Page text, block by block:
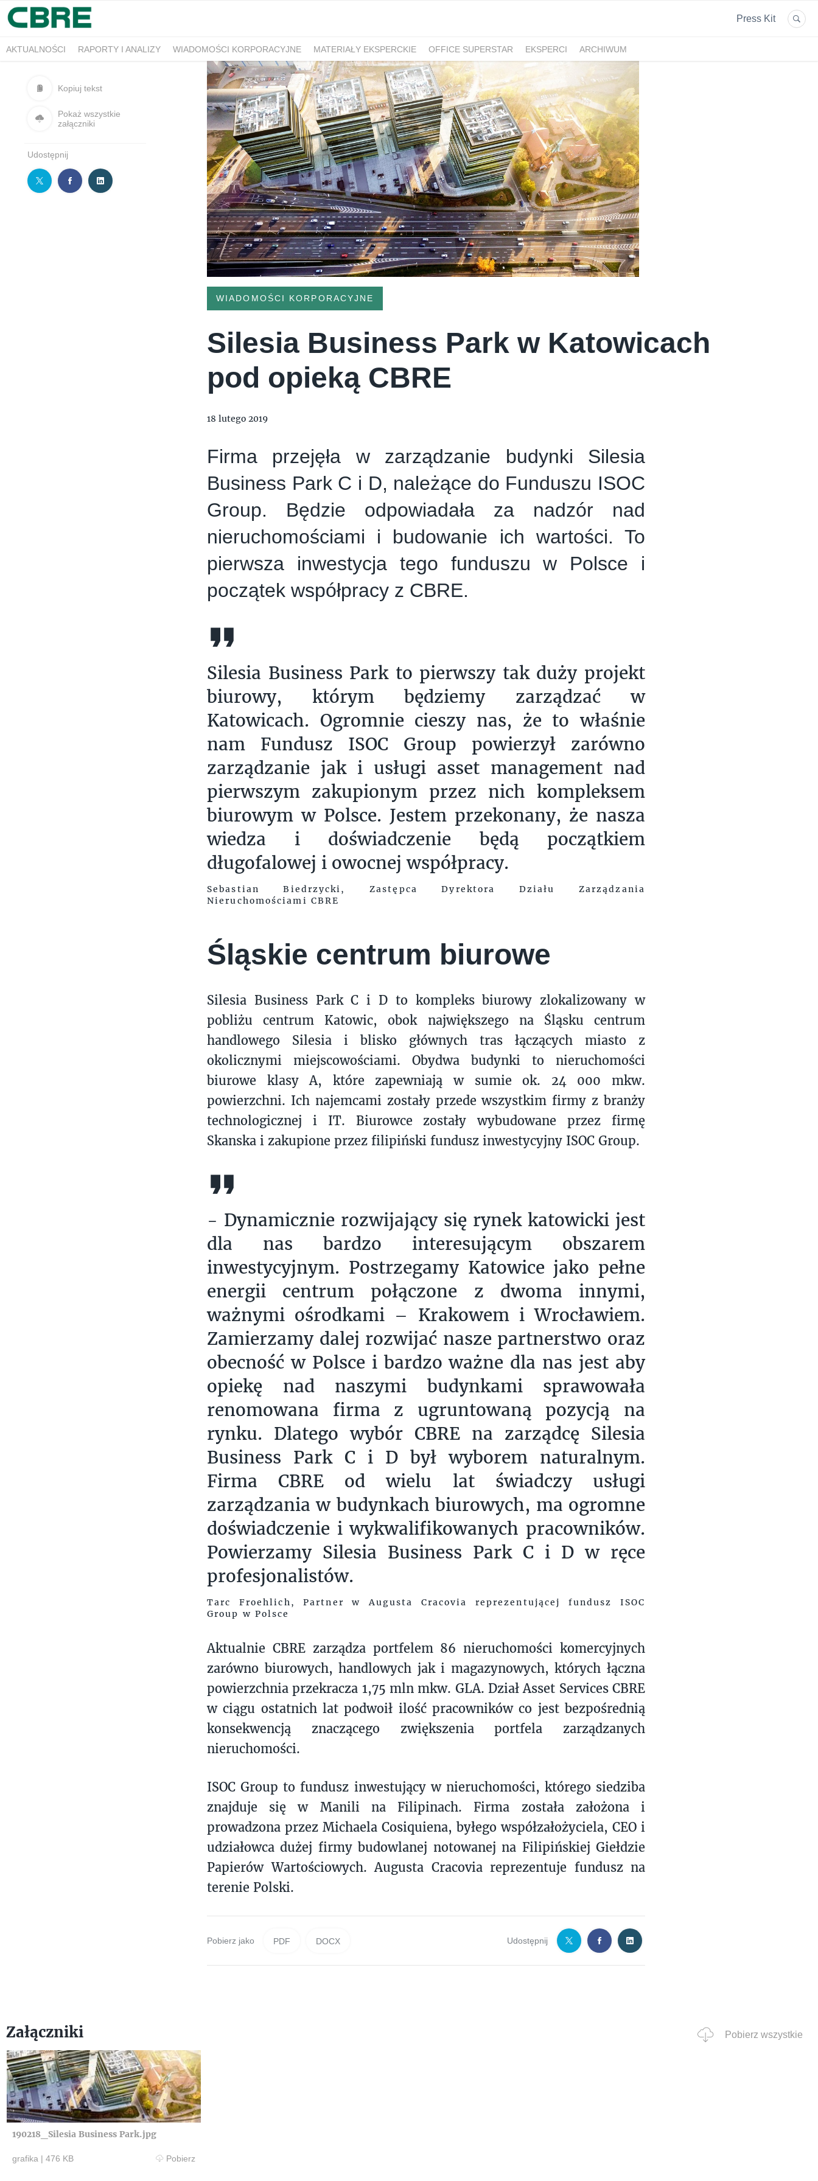
Press Kit
AKTUALNOŚCI RAPORTY I ANALIZY WIADOMOŚCI KORPORACYJNE MATERIAŁY EKSPERCKIE OFFICE SUPERSTAR EKSPERCI ARCHIWUM
Kopiuj tekst
Pokaż wszystkie
załączniki
Udostępnij
WIADOMOŚCI KORPORACYJNE
Silesia Business Park w Katowicach
pod opieką CBRE
18 lutego 2019
Firma przejęła w zarządzanie budynki Silesia
Business Park C i D, należące do Funduszu ISOC
Group. Będzie odpowiadała za nadzór nad
nieruchomościami i budowanie ich wartości. To
pierwsza inwestycja tego funduszu w Polsce i
początek współpracy z CBRE.
Silesia Business Park to pierwszy tak duży projekt
biurowy, którym będziemy zarządzać w
Katowicach. Ogromnie cieszy nas, że to właśnie
nam Fundusz ISOC Group powierzył zarówno
zarządzanie jak i usługi asset management nad
pierwszym zakupionym przez nich kompleksem
biurowym w Polsce. Jestem przekonany, że nasza
wiedza i doświadczenie będą początkiem
długofalowej i owocnej współpracy.
Sebastian Biedrzycki, Zastępca Dyrektora Działu Zarządzania
Nieruchomościami CBRE
Śląskie centrum biurowe
Silesia Business Park C i D to kompleks biurowy zlokalizowany w
pobliżu centrum Katowic, obok największego na Śląsku centrum
handlowego Silesia i blisko głównych tras łączących miasto z
okolicznymi miejscowościami. Obydwa budynki to nieruchomości
biurowe klasy A, które zapewniają w sumie ok. 24 000 mkw.
powierzchni. Ich najemcami zostały przede wszystkim firmy z branży
technologicznej i IT. Biurowce zostały wybudowane przez firmę
Skanska i zakupione przez filipiński fundusz inwestycyjny ISOC Group.
- Dynamicznie rozwijający się rynek katowicki jest
dla nas bardzo interesującym obszarem
inwestycyjnym. Postrzegamy Katowice jako pełne
energii centrum połączone z dwoma innymi,
ważnymi ośrodkami – Krakowem i Wrocławiem.
Zamierzamy dalej rozwijać nasze partnerstwo oraz
obecność w Polsce i bardzo ważne dla nas jest aby
opiekę nad naszymi budynkami sprawowała
renomowana firma z ugruntowaną pozycją na
rynku. Dlatego wybór CBRE na zarządcę Silesia
Business Park C i D był wyborem naturalnym.
Firma CBRE od wielu lat świadczy usługi
zarządzania w budynkach biurowych, ma ogromne
doświadczenie i wykwalifikowanych pracowników.
Powierzamy Silesia Business Park C i D w ręce
profesjonalistów.
Tarc Froehlich, Partner w Augusta Cracovia reprezentującej fundusz ISOC
Group w Polsce
Aktualnie CBRE zarządza portfelem 86 nieruchomości komercyjnych
zarówno biurowych, handlowych jak i magazynowych, których łączna
powierzchnia przekracza 1,75 mln mkw. GLA. Dział Asset Services CBRE
w ciągu ostatnich lat podwoił ilość pracowników co jest bezpośrednią
konsekwencją znaczącego zwiększenia portfela zarządzanych
nieruchomości.
ISOC Group to fundusz inwestujący w nieruchomości, którego siedziba
znajduje się w Manili na Filipinach. Firma została założona i
prowadzona przez Michaela Cosiquiena, byłego współzałożyciela, CEO i
udziałowca dużej firmy budowlanej notowanej na Filipińskiej Giełdzie
Papierów Wartościowych. Augusta Cracovia reprezentuje fundusz na
terenie Polski.
Pobierz jako PDF DOCX Udostępnij
Załączniki Pobierz wszystkie
190218_Silesia Business Park.jpg
grafika | 476 KB Pobierz